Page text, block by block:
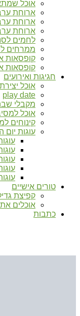
אוכל
ארוחת
ארוחת
ארוחת
לחמים
ממרחים
קופסאות
קופסאות
חגיגות ואירועים
אוכל
play date
מקבלי
אוכל
קינוחים
עוגות יום
טורים אישיים
קפיצת
אוכלים את
כתבות